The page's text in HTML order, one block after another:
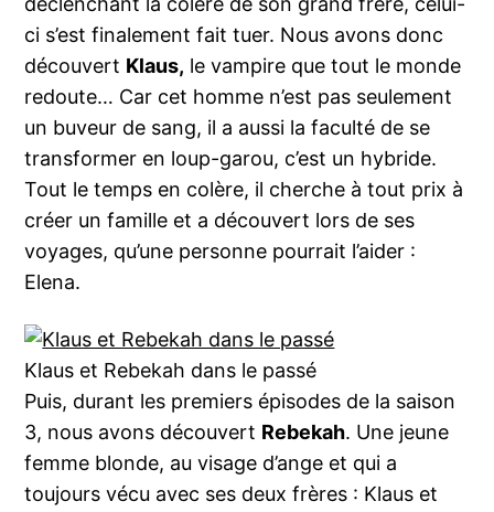
ci s’est finalement fait tuer. Nous avons donc
découvert Klaus, le vampire que tout le monde
redoute… Car cet homme n’est pas seulement
un buveur de sang, il a aussi la faculté de se
transformer en loup-garou, c’est un hybride.
Tout le temps en colère, il cherche à tout prix à
créer un famille et a découvert lors de ses
voyages, qu’une personne pourrait l’aider :
Elena.
Klaus et Rebekah dans le passé
Puis, durant les premiers épisodes de la saison
3, nous avons découvert Rebekah. Une jeune
femme blonde, au visage d’ange et qui a
toujours vécu avec ses deux frères : Klaus et